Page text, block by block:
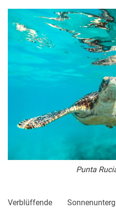
Punta
Verblüffende